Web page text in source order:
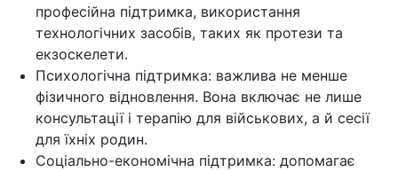
професійна підтримка, використання
технологічних засобів, таких як протези та
екзоскелети.
Психологічна підтримка: важлива не менше
фізичного відновлення. Вона включає не лише
консультації і терапію для військових, а й сесії
для їхніх родин.
Соціально-економічна підтримка: допомагає